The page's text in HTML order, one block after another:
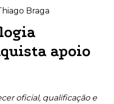
Braga
apoio
oficial, qualificação e